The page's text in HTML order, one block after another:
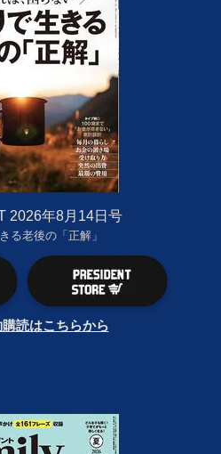
2026年8月14日号
る老後の「正解」
読はこちらから